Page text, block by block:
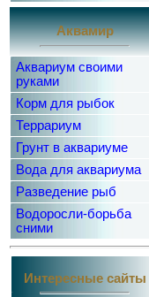
Аквамир
Аквариум своими
руками
Корм для рыбок
Террариум
Грунт в аквариуме
Вода для аквариума
Разведение рыб
Водоросли-борьба
сними
Интересные сайты